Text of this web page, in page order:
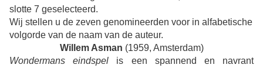
slotte 7 geselecteerd.
Wij stellen u de zeven genomineerden voor in alfabetische
volgorde van de naam van de auteur.
Willem Asman (1959, Amsterdam)
Wondermans eindspel is een spannend en navrant